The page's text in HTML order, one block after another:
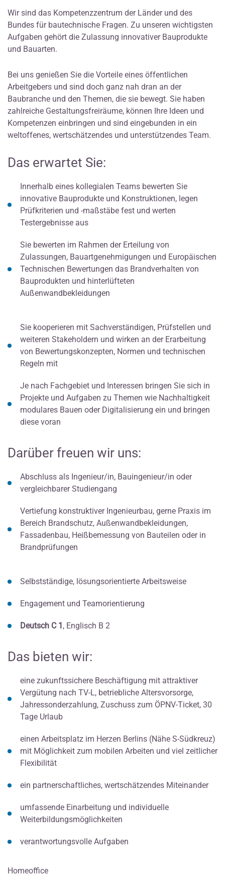
Wir sind das Kompetenzzentrum der Länder und des
Bundes für bautechnische Fragen. Zu unseren wichtigsten
Aufgaben gehört die Zulassung innovativer Bauprodukte
und Bauarten.
Bei uns genießen Sie die Vorteile eines öffentlichen
Arbeitgebers und sind doch ganz nah dran an der
Baubranche und den Themen, die sie bewegt. Sie haben
zahlreiche Gestaltungsfreiräume, können Ihre Ideen und
Kompetenzen einbringen und sind eingebunden in ein
weltoffenes, wertschätzendes und unterstützendes Team.
Das erwartet Sie:
Innerhalb eines kollegialen Teams bewerten Sie
innovative Bauprodukte und Konstruktionen, legen
Prüfkriterien und -maßstäbe fest und werten
Testergebnisse aus
Sie bewerten im Rahmen der Erteilung von
Zulassungen, Bauartgenehmigungen und Europäischen
Technischen Bewertungen das Brandverhalten von
Bauprodukten und hinterlüfteten
Außenwandbekleidungen
Sie kooperieren mit Sachverständigen, Prüfstellen und
weiteren Stakeholdern und wirken an der Erarbeitung
von Bewertungskonzepten, Normen und technischen
Regeln mit
Je nach Fachgebiet und Interessen bringen Sie sich in
Projekte und Aufgaben zu Themen wie Nachhaltigkeit
modulares Bauen oder Digitalisierung ein und bringen
diese voran
Darüber freuen wir uns:
Abschluss als Ingenieur/in, Bauingenieur/in oder
vergleichbarer Studiengang
Vertiefung konstruktiver Ingenieurbau, gerne Praxis im
Bereich Brandschutz, Außenwandbekleidungen,
Fassadenbau, Heißbemessung von Bauteilen oder in
Brandprüfungen
Selbstständige, lösungsorientierte Arbeitsweise
Engagement und Teamorientierung
Deutsch C 1 , Englisch B 2
Das bieten wir:
eine zukunftssichere Beschäftigung mit attraktiver
Vergütung nach TV-L, betriebliche Altersvorsorge,
Jahressonderzahlung, Zuschuss zum ÖPNV-Ticket, 30
Tage Urlaub
einen Arbeitsplatz im Herzen Berlins (Nähe S-Südkreuz)
mit Möglichkeit zum mobilen Arbeiten und viel zeitlicher
Flexibilität
ein partnerschaftliches, wertschätzendes Miteinander
umfassende Einarbeitung und individuelle
Weiterbildungsmöglichkeiten
verantwortungsvolle Aufgaben
Homeoffice